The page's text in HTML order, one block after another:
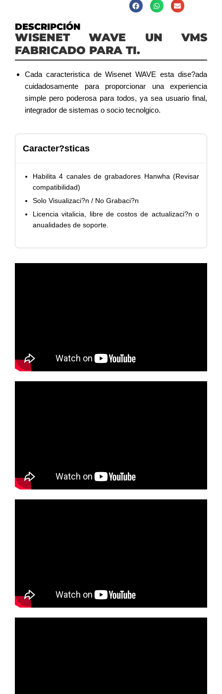
DESCRIPCIÓN
WISENET WAVE UN VMS
FABRICADO PARA TI.
Cada caracteristica de Wisenet WAVE esta dise?ada
cuidadosamente para proporcionar una experiencia
simple pero poderosa para todos, ya sea usuario final,
integrador de sistemas o socio tecnolgico.
Caracter?sticas
Habilita 4 canales de grabadores Hanwha (Revisar
compatibilidad)
Solo Visualizaci?n / No Grabaci?n
Licencia vitalicia, libre de costos de actualizaci?n o
anualidades de soporte.